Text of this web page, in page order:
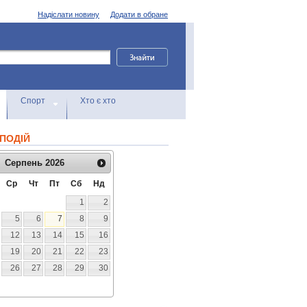
Додати в обране
Надіслати новину
Спорт Хто є хто
Серпень 2026
Ср Чт Пт Сб
Нд
1
2
5 6 7 8
9
12 13 14 15
16
19 20 21 22
23
26 27 28 29
30